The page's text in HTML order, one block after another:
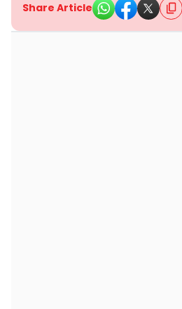
Share Article